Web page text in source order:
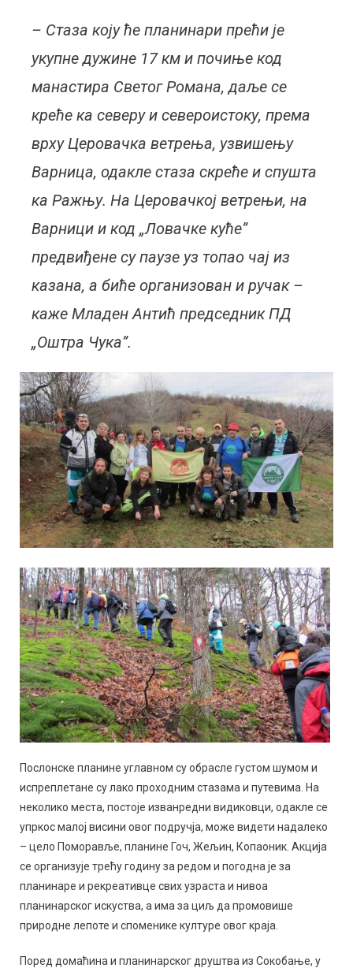
– Стаза коју ће планинари прећи је
укупне дужине 17 км и почиње код
манастира Светог Романа, даље се
креће ка северу и североистоку, према
врху Церовачка ветрења, узвишењу
Варница, одакле стаза скреће и спушта
ка Ражњу. На Церовачкој ветрењи, на
Варници и код „Ловачке куће”
предвиђене су паузе уз топао чај из
казана, а биће организован и ручак –
каже Младен Антић председник ПД
„Оштра Чука”.
Послонске планине углавном су обрасле густом шумом и
испреплетане су лако проходним стазама и путевима. На
неколико места, постоје изванредни видиковци, одакле се
упркос малој висини овог подручја, може видети надалеко
– цело Поморавље, планине Гоч, Жељин, Копаоник. Акција
се организује трећу годину за редом и погодна је за
планинаре и рекреативце свих узраста и нивоа
планинарског искуства, а има за циљ да промовише
природне лепоте и споменике културе овог краја.
Поред домаћина и планинарског друштва из Сокобање, у